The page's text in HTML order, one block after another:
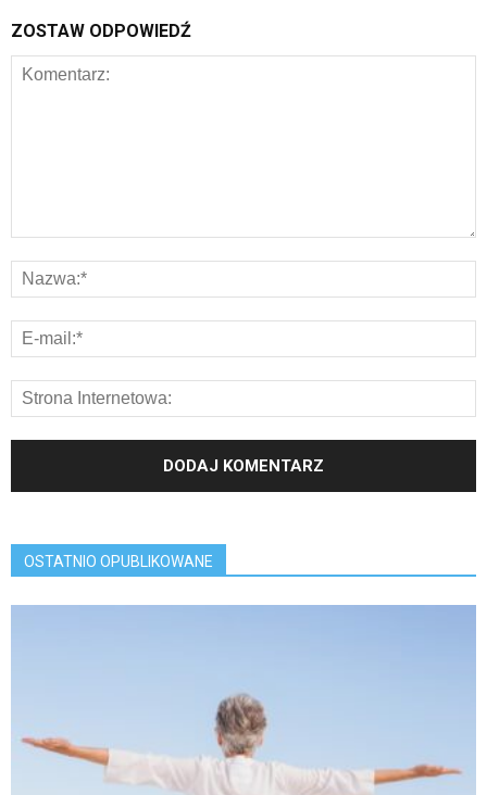
ZOSTAW ODPOWIEDŹ
OSTATNIO OPUBLIKOWANE